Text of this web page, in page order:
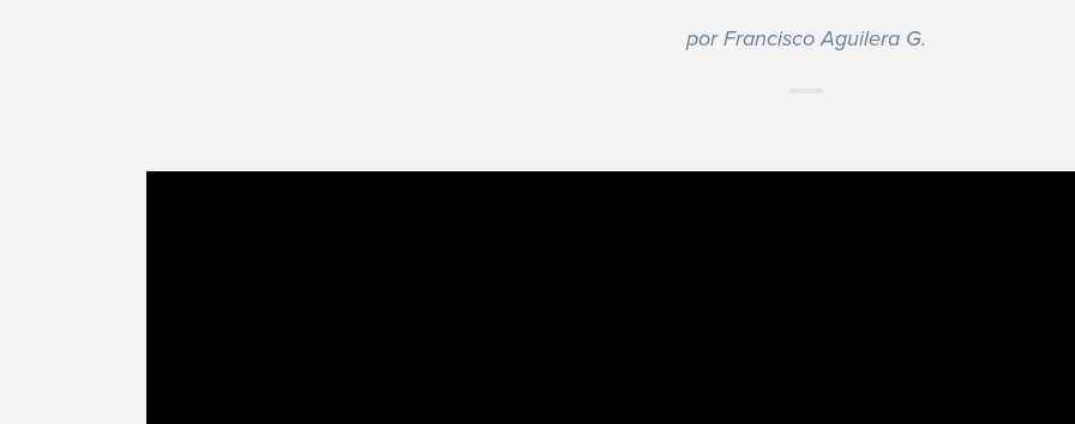
por Francisco Aguilera G.